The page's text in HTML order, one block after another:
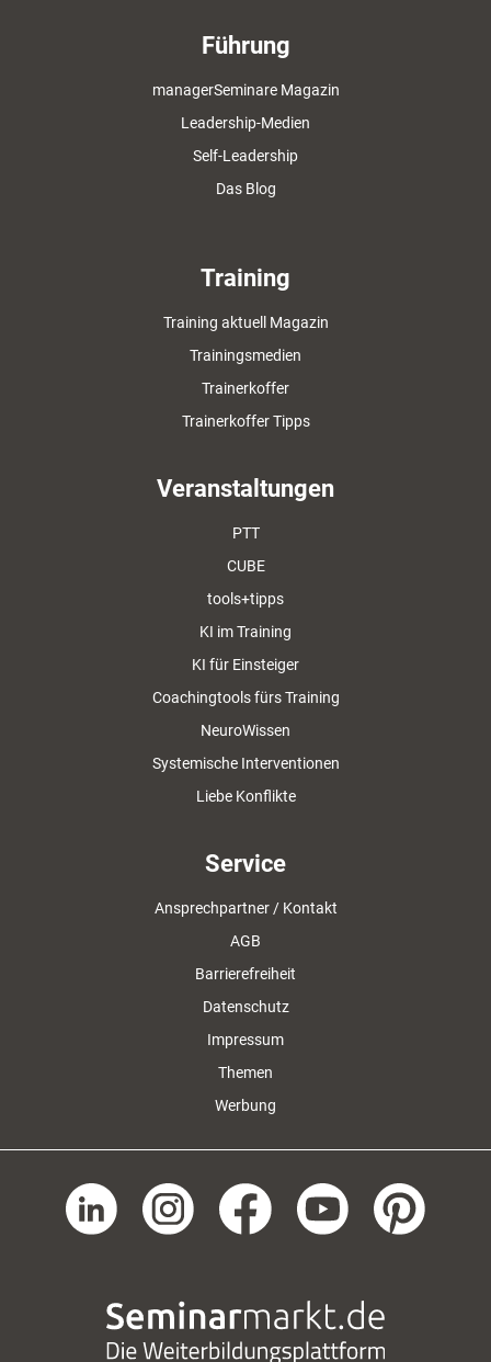
Führung
managerSeminare Magazin
Leadership-Medien
Self-Leadership
Das Blog
Training
Training aktuell Magazin
Trainingsmedien
Trainerkoffer
Trainerkoffer Tipps
Veranstaltungen
PTT
CUBE
tools+tipps
KI im Training
KI für Einsteiger
Coachingtools fürs Training
NeuroWissen
Systemische Interventionen
Liebe Konflikte
Service
Ansprechpartner / Kontakt
AGB
Barrierefreiheit
Datenschutz
Impressum
Themen
Werbung